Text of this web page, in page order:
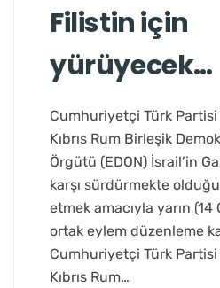
Filistin için
yürüyecek…
Cumhuriyetçi Türk
Kıbrıs Rum Birleşik
Örgütü (EDON) İsrail’in
karşı sürdürmekte
etmek amacıyla yarın (14
ortak eylem düzenleme
Cumhuriyetçi Türk
Kıbrıs Rum…